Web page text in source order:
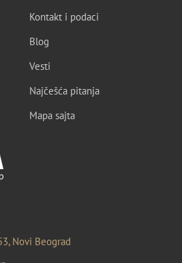
Kontakt i podaci
Blog
Vesti
Najčešća pitanja
Mapa sajta
Novi Beograd